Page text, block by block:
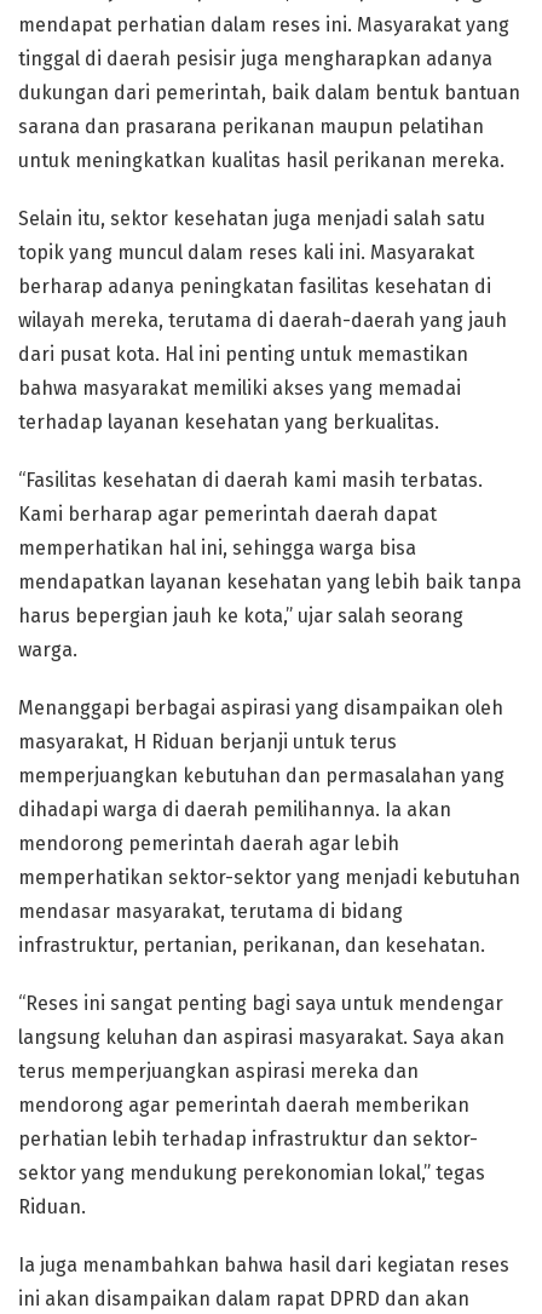
mendapat perhatian dalam reses ini. Masyarakat yang
tinggal di daerah pesisir juga mengharapkan adanya
dukungan dari pemerintah, baik dalam bentuk bantuan
sarana dan prasarana perikanan maupun pelatihan
untuk meningkatkan kualitas hasil perikanan mereka.
Selain itu, sektor kesehatan juga menjadi salah satu
topik yang muncul dalam reses kali ini. Masyarakat
berharap adanya peningkatan fasilitas kesehatan di
wilayah mereka, terutama di daerah-daerah yang jauh
dari pusat kota. Hal ini penting untuk memastikan
bahwa masyarakat memiliki akses yang memadai
terhadap layanan kesehatan yang berkualitas.
“Fasilitas kesehatan di daerah kami masih terbatas.
Kami berharap agar pemerintah daerah dapat
memperhatikan hal ini, sehingga warga bisa
mendapatkan layanan kesehatan yang lebih baik tanpa
harus bepergian jauh ke kota,” ujar salah seorang
warga.
Menanggapi berbagai aspirasi yang disampaikan oleh
masyarakat, H Riduan berjanji untuk terus
memperjuangkan kebutuhan dan permasalahan yang
dihadapi warga di daerah pemilihannya. Ia akan
mendorong pemerintah daerah agar lebih
memperhatikan sektor-sektor yang menjadi kebutuhan
mendasar masyarakat, terutama di bidang
infrastruktur, pertanian, perikanan, dan kesehatan.
“Reses ini sangat penting bagi saya untuk mendengar
langsung keluhan dan aspirasi masyarakat. Saya akan
terus memperjuangkan aspirasi mereka dan
mendorong agar pemerintah daerah memberikan
perhatian lebih terhadap infrastruktur dan sektor-
sektor yang mendukung perekonomian lokal,” tegas
Riduan.
Ia juga menambahkan bahwa hasil dari kegiatan reses
ini akan disampaikan dalam rapat DPRD dan akan